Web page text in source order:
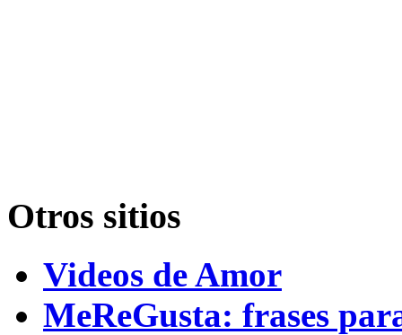
Otros sitios
Videos de Amor
MeReGusta: frases